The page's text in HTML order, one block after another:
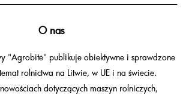
O nas
"Agrobitė" publikuje obiektywne i sprawdzone
rolnictwa na Litwie, w UE i na świecie.
dotyczących maszyn rolniczych,